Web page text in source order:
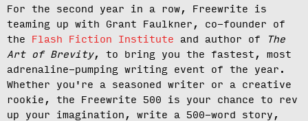
For the second year in a row, Freewrite is
teaming up with Grant Faulkner, co-founder of
the
Flash Fiction Institute and author of
The
Art of Brevity, to bring you the fastest, most
adrenaline-pumping writing event of the year.
Whether you're a seasoned writer or a creative
rookie, the Freewrite 500 is your chance to rev
up your imagination, write a 500-word story,